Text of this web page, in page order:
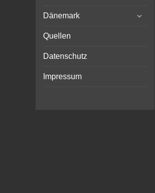
menu
Dänemark
expand
Quellen
Datenschutz
Impressum